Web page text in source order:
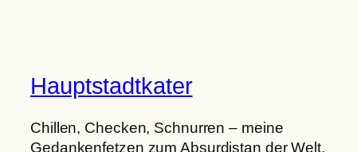
Hauptstadtkater
Chillen, Checken, Schnurren – meine
Gedankenfetzen zum Absurdistan der Welt.